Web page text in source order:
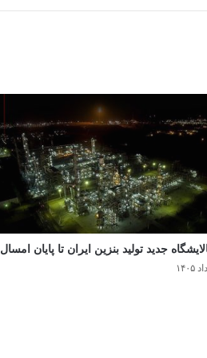
جدید تولید بنزین ایران تا پایان امسال